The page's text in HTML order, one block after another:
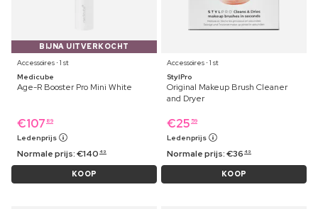
BIJNA UITVERKOCHT
Accessoires ⋅ 1 st
Medicube
Age-R Booster Pro Mini White
€107 89
Ledenprijs
Normale prijs:€140 49
KOOP
Accessoires ⋅ 1 st
StylPro
Original Makeup Brush Cleaner
and Dryer
€25 59
Ledenprijs
Normale prijs:€36 49
KOOP